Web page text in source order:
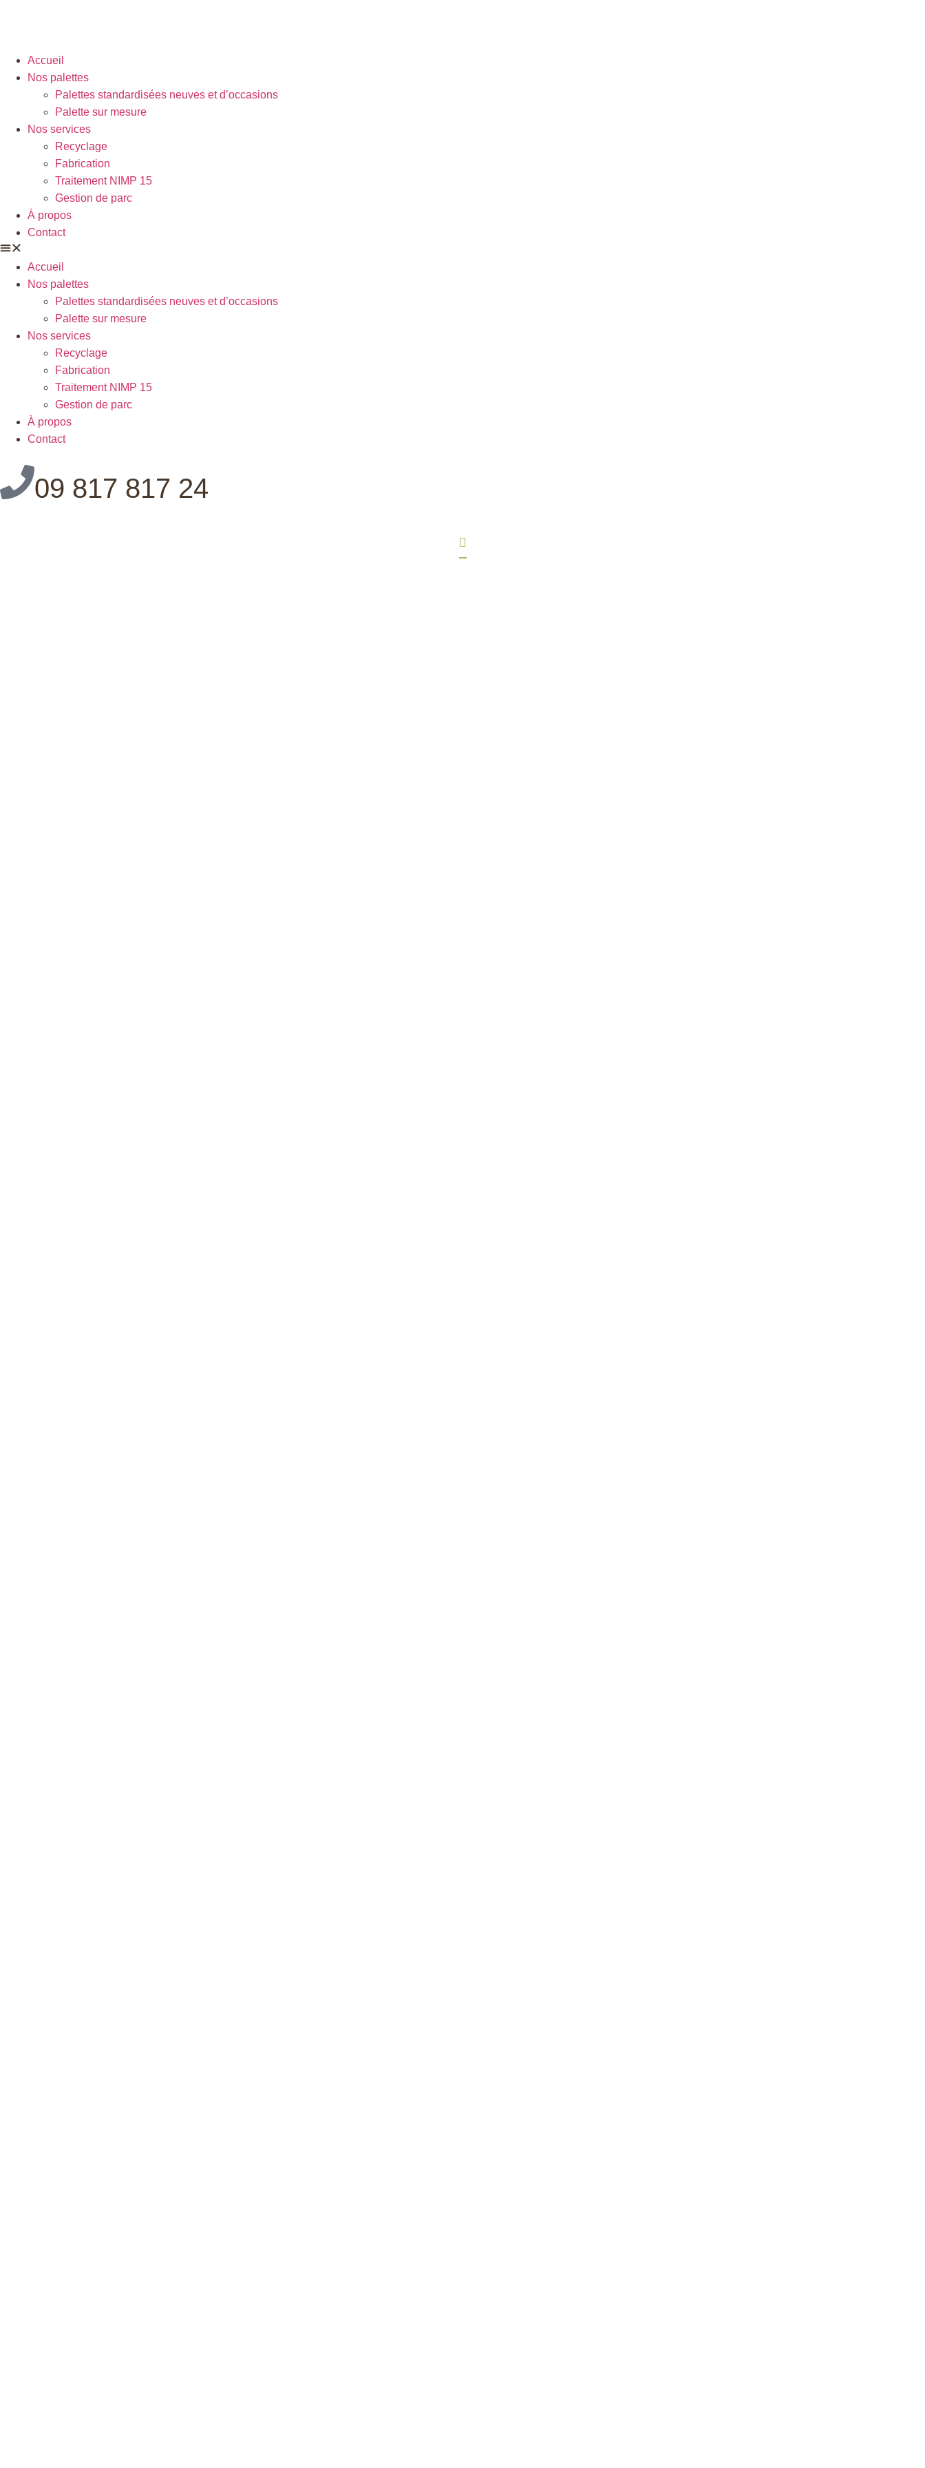
Accueil
Nos palettes
Palettes standardisées neuves et d’occasions
Palette sur mesure
Nos services
Recyclage
Fabrication
Traitement NIMP 15
Gestion de parc
À propos
Contact
Accueil
Nos palettes
Palettes standardisées neuves et d’occasions
Palette sur mesure
Nos services
Recyclage
Fabrication
Traitement NIMP 15
Gestion de parc
À propos
Contact
09 817 817 24